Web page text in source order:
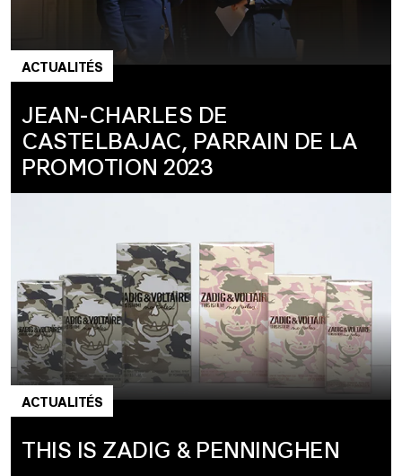
ACTUALITÉS
JEAN-CHARLES DE
CASTELBAJAC, PARRAIN DE LA
PROMOTION 2023
ACTUALITÉS
THIS IS ZADIG & PENNINGHEN